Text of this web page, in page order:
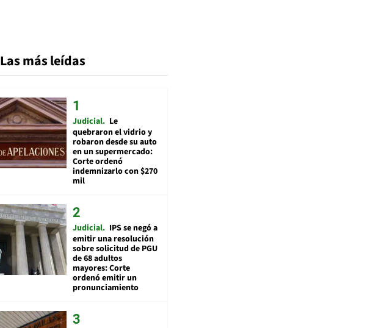
Las más leídas
Judicial Le
quebraron el vidrio y
robaron desde su auto
en un supermercado:
Corte ordenó
indemnizarlo con $270
mil
Judicial IPS se negó a
emitir una resolución
sobre solicitud de PGU
de 68 adultos
mayores: Corte
ordenó emitir un
pronunciamiento